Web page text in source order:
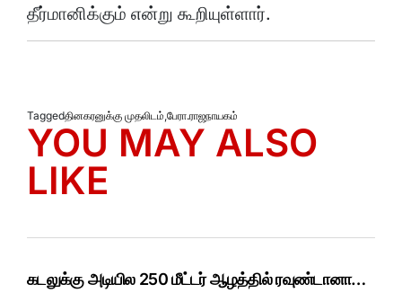
தீர்மானிக்கும் என்று கூறியுள்ளார்.
Taggedதினகரனுக்கு முதலிடம் பேரா.ராஜநாயகம்
YOU MAY ALSO
LIKE
கடலுக்கு அடியில 250 மீட்டர் ஆழத்தில் ரவுண்டானா…